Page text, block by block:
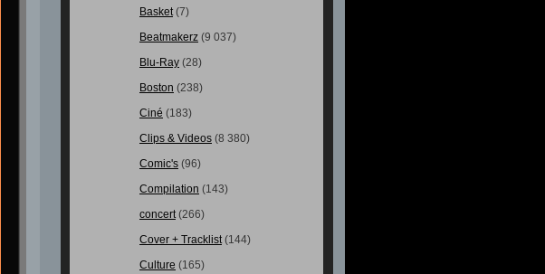
Basket(7)
Beatmakerz (9 037)
Blu-Ray (28)
Boston (238)
Ciné (183)
Clips & Videos (8 380)
Comic's (96)
Compilation (143)
concert(266)
Cover + Tracklist(144)
Culture (165)